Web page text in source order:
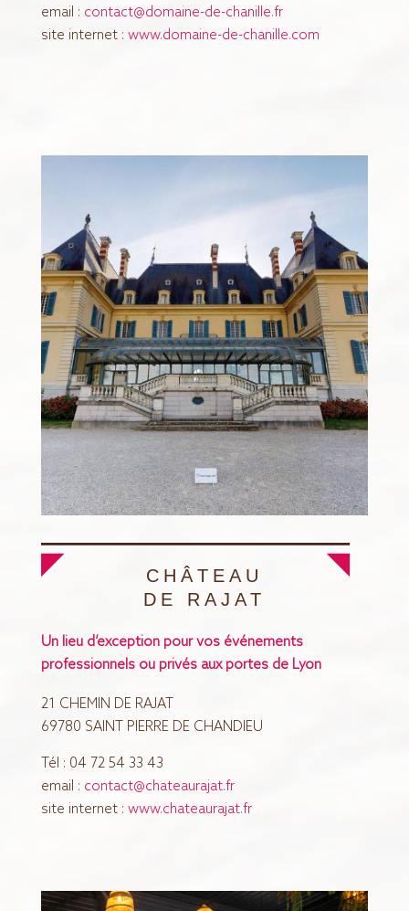
email : contact@domaine-de-chanille.fr
site internet : www.domaine-de-chanille.com
CHÂTEAU
DE RAJAT
Un lieu d’exception pour vos événements
professionnels ou privés aux portes de Lyon
21 CHEMIN DE RAJAT
69780 SAINT PIERRE DE CHANDIEU
Tél : 04 72 54 33 43
email : contact@chateaurajat.fr
site internet : www.chateaurajat.fr